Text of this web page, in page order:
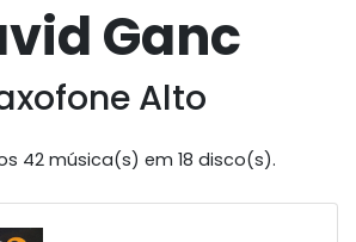
Ganc
Alto
42 música(s) em 18 disco(s).